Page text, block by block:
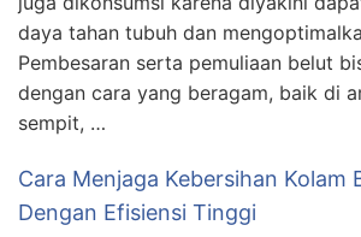
daya tahan tubuh dan
Pembesaran serta pemuliaan belut
dengan cara yang beragam, baik di
sempit, …
Cara Menjaga Kebersihan Kolam
Dengan Efisiensi Tinggi